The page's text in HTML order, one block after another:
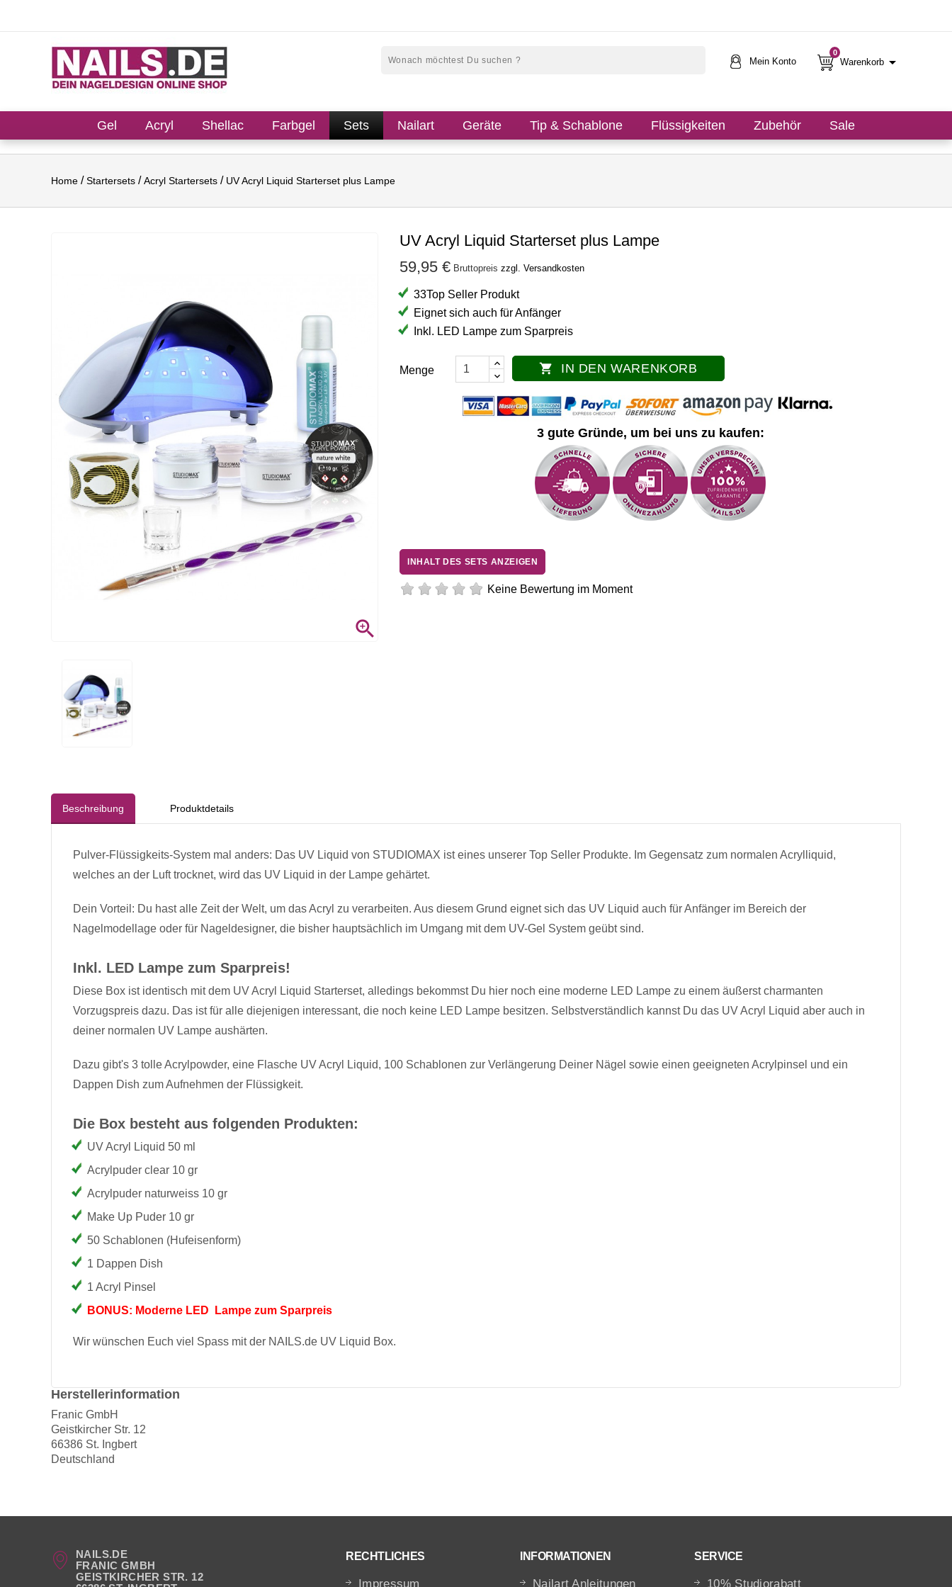
0
Warenkorb 
Mein Konto
Gel Acryl Shellac Farbgel Sets Nailart Geräte Tip & Schablone Flüssigkeiten Zubehör Sale
Home Startersets Acryl Startersets UV Acryl Liquid Starterset plus Lampe

UV Acryl Liquid Starterset plus Lampe
59,95 € Bruttopreis zzgl. Versandkosten
33Top Seller Produkt
Eignet sich auch für Anfänger
Inkl. LED Lampe zum Sparpreis
Menge  IN DEN WARENKORB
3 gute Gründe, um bei uns zu kaufen:
INHALT DES SETS ANZEIGEN
Acryl-Puder Nature White Füllgewicht-10 gr 2,38 €
Keine Bewertung im Moment
Beschreibung Produktdetails
Pulver-Flüssigkeits-System mal anders: Das UV Liquid von STUDIOMAX ist eines unserer Top Seller Produkte. Im Gegensatz zum normalen Acrylliquid,
welches an der Luft trocknet, wird das UV Liquid in der Lampe gehärtet.
Dein Vorteil: Du hast alle Zeit der Welt, um das Acryl zu verarbeiten. Aus diesem Grund eignet sich das UV Liquid auch für Anfänger im Bereich der
Nagelmodellage oder für Nageldesigner, die bisher hauptsächlich im Umgang mit dem UV-Gel System geübt sind.
Inkl. LED Lampe zum Sparpreis!
Diese Box ist identisch mit dem UV Acryl Liquid Starterset, alledings bekommst Du hier noch eine moderne LED Lampe zu einem äußerst charmanten
Vorzugspreis dazu. Das ist für alle diejenigen interessant, die noch keine LED Lampe besitzen. Selbstverständlich kannst Du das UV Acryl Liquid aber auch in
deiner normalen UV Lampe aushärten.
Dazu gibt's 3 tolle Acrylpowder, eine Flasche UV Acryl Liquid, 100 Schablonen zur Verlängerung Deiner Nägel sowie einen geeigneten Acrylpinsel und ein
Dappen Dish zum Aufnehmen der Flüssigkeit.
Die Box besteht aus folgenden Produkten:
UV Acryl Liquid 50 ml
Acrylpuder clear 10 gr
Acrylpuder naturweiss 10 gr
Make Up Puder 10 gr
50 Schablonen (Hufeisenform)
1 Dappen Dish
1 Acryl Pinsel
BONUS: Moderne LED Lampe zum Sparpreis
Wir wünschen Euch viel Spass mit der NAILS.de UV Liquid Box.
Herstellerinformation
Franic GmbH
Geistkircher Str. 12
66386 St. Ingbert
Deutschland
NAILS.DE
FRANIC GMBH
GEISTKIRCHER STR. 12
RECHTLICHES
Impressum
INFORMATIONEN
Nailart Anleitungen
SERVICE
10% Studiorabatt